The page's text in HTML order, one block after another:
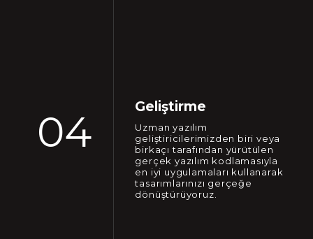
04 Geliştirme
Uzman yazılım
geliştiricilerimizden biri veya
birkaçı tarafından yürütülen
gerçek yazılım kodlamasıyla
en iyi uygulamaları kullanarak
tasarımlarınızı gerçeğe
dönüştürüyoruz.